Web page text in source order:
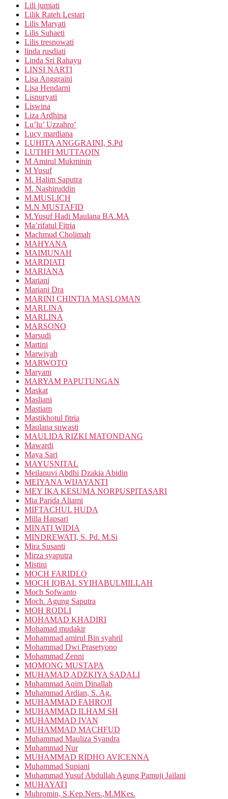
Lili jumiati
Lilik Rateh Lestari
Lilis Maryati
Lilis Suhaeti
Lilis tresnowati
linda rusdiati
Linda Sri Rahayu
LINSI NARTI
Lisa Anggraini
Lisa Hendarni
Lisnuryati
Liswina
Liza Ardhina
Lu’lu’ Uzzahro’
Lucy mardiana
LUHITA ANGGRAINI, S.Pd
LUTHFI MUTTAQIN
M Amirul Mukminin
M Yusuf
M. Halim Saputra
M. Nashiruddin
M.MUSLICH
M.N MUSTAFID
M.Yusuf Hadi Maulana BA.MA
Ma’rifatul Fitria
Machmud Cholimah
MAHYANA
MAIMUNAH
MARDIATI
MARIANA
Mariani
Mariani Dra
MARINI CHINTIA MASLOMAN
MARLINA
MARLINA
MARSONO
Marsudi
Martini
Marwiyah
MARWOTO
Maryam
MARYAM PAPUTUNGAN
Maskat
Masliani
Mastiam
Mastikhotul fitria
Maulana suwasti
MAULIDA RIZKI MATONDANG
Mawardi
Maya Sari
MAYUSNITAL
Meilanuvi Abdhi Dzakia Abidin
MEIYANA WIJAYANTI
MEY IKA KESUMA NORPUSPITASARI
Mia Parida Aliami
MIFTACHUL HUDA
Milla Hapsari
MINATI WIDIA
MINDREWATI, S. Pd. M.Si
Mira Susanti
Mirza syaputra
Mistini
MOCH FARIDLO
MOCH IQBAL SYIHABULMILLAH
Moch Sofwanto
Moch. Agung Saputra
MOH RODLI
MOHAMAD KHADIRI
Mohamad mudakir
Mohammad amirul Bin syahril
Mohammad Dwi Prasetyono
Mohammad Zenni
MOMONG MUSTAPA
MUHAMAD ADZKIYA SADALI
Muhammad Aqim Dinallah
Muhammad Ardian, S. Ag.
MUHAMMAD FAHROJI
MUHAMMAD ILHAM SH
MUHAMMAD IVAN
MUHAMMAD MACHFUD
Muhammad Mauliza Syandra
Muhammad Nur
MUHAMMAD RIDHO AVICENNA
Muhammad Supiani
Muhammad Yusuf Abdullah Agung Pamuji Jailani
MUHAYATI
Muhromin, S.Kep.Ners.,M.MKes.